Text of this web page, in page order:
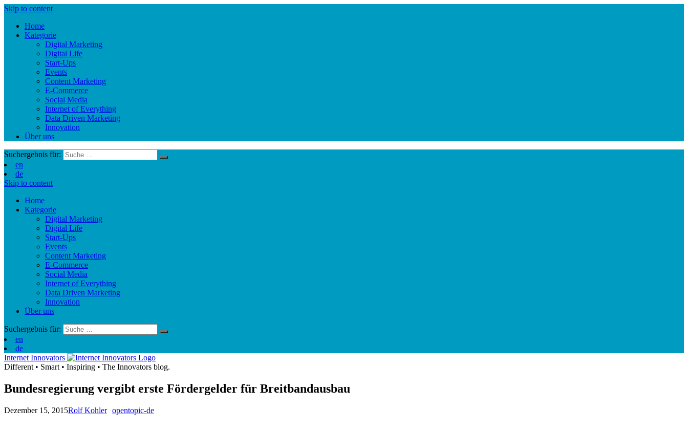
Skip to content
Home
Kategorie
Digital Marketing
Digital Life
Start-Ups
Events
Content Marketing
E-Commerce
Social Media
Internet of Everything
Data Driven Marketing
Innovation
Über uns
Suchergebnis für:
en
de
Skip to content
Home
Kategorie
Digital Marketing
Digital Life
Start-Ups
Events
Content Marketing
E-Commerce
Social Media
Internet of Everything
Data Driven Marketing
Innovation
Über uns
Suchergebnis für:
en
de
Internet Innovators
Different • Smart • Inspiring • The Innovators blog.
Bundesregierung vergibt erste Fördergelder für Breitbandausbau
Dezember 15, 2015Rolf Kohler opentopic-de